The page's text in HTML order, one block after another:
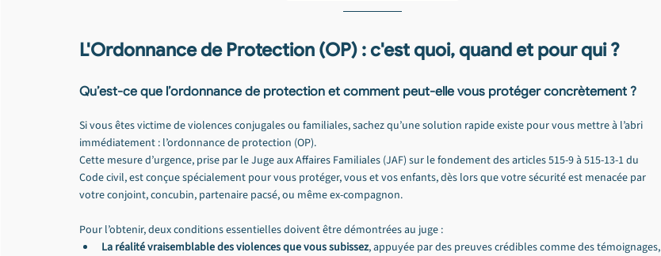
L'Ordonnance de Protection (OP) : c'est quoi, quand et pour qui ?
Qu’est-ce que l’ordonnance de protection et comment peut-elle vous protéger concrètement ?
Si vous êtes victime de violences conjugales ou familiales, sachez qu’une solution rapide existe pour vous mettre à l’abri
immédiatement : l’ordonnance de protection (OP).
Cette mesure d’urgence, prise par le Juge aux Affaires Familiales (JAF) sur le fondement des articles 515-9 à 515-13-1 du
Code civil, est conçue spécialement pour vous protéger, vous et vos enfants, dès lors que votre sécurité est menacée par
votre conjoint, concubin, partenaire pacsé, ou même ex-compagnon.
Pour l’obtenir, deux conditions essentielles doivent être démontrées au juge :
La réalité vraisemblable des violences que vous subissez, appuyée par des preuves crédibles comme des témoignages,